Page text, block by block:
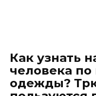
Как узнать
человека по
одежды?